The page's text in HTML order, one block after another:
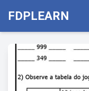
FDPLEARN